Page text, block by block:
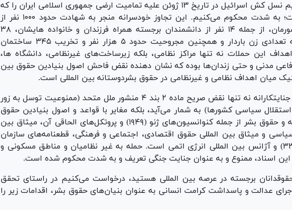
قانونی و تروریستی رژیم نسل کش اسرائیل در تاریخ ۱۳ ژوئن علیه تمامیت ارضی جمهوری اسلامی ایران را که
طی ۱۲ روز صورت گرفت؛ به شدت محکوم می‌کنیم. این تجاوز خودسرانه منجر به شهادت حدود ۱۰۰۰ نفر از
هموطنان بی گناه کشورمان، از جمله ۱۴ نفر از دانشمندان برجسته همراه فرزندان و خانواده هایشان، ۳۸
کودک، ۱۰۲ زن از جمله تعدادی زن باردار و همچنین مجروحیت حدود ۵ هزار نفر و تخریب ۳۴۵ ساختمان
این حملات نه تنها مراکز نظامی، بلکه زیرساخت‌های غیرنظامی، دانشگاه ها،
دفاعی مدنی و حتی زندان‌ها بوده که نشان دهنده نقض فاحش اصول بنیادین حقوق بین
میان اهداف نظامی و غیرنظامی در حقوق بشردوستانه بین المللی است.
۲. بی تردید این اقدام جنایتکارانه نه تنها نقض صریح ماده ۲ بند ۴ منشور ملل متحد (ممنوعیت توسل به زور
سیاسی کشورها) به شمار می‌آید، بلکه مغایر با قواعد و اصول بنیادین حقوق
بین الملل بشر دوستانه و حقوق بشر از جمله کنوانسیون‌های ژنو (۱۹۴۹) و پروتکل‌های الحاقی آن، میثاق بین
و میثاق بین المللی حقوق اقتصادی، اجتماعی و فرهنگی، قطعنامه‌های سازمان
ملل متحد (۲۶۵۲ و ۳۳۱۴) و آژانس بین المللی انرژی اتمی است. حمله به غیر نظامیان و مناطق مسکونی و
اسناد، ممنوع و به عنوان جنایت جنگی تعریف و به شدت محکوم شده است.
حقوقدانان برجسته در عرصه بین المللی هستید، درخواست می‌کنیم در راستای تحقق
عدالت و پاسداشت کرامت انسانی به عنوان بنیان‌های حقوق بشر، اقدامات زیر را